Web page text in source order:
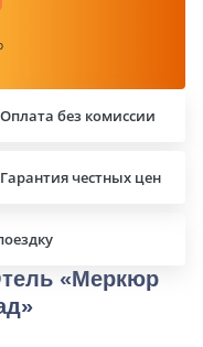
Оплата без комиссии
Гарантия честных цен
«Меркюр